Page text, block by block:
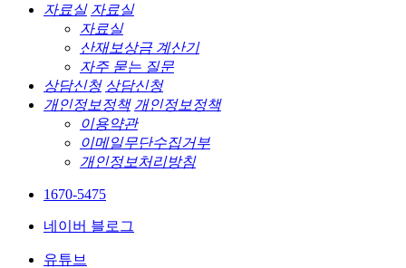
자료실 자료실
자료실
산재보상금 계산기
자주 묻는 질문
상담신청 상담신청
개인정보정책 개인정보정책
이용약관
이메일무단수집거부
개인정보처리방침
1670-5475
네이버 블로그
유튜브